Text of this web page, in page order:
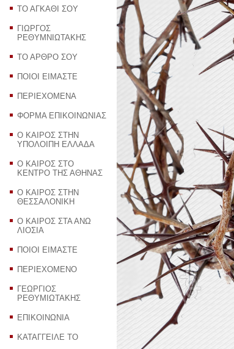
ΤΟ ΑΓΚΑΘΙ ΣΟΥ
ΓΙΩΡΓΟΣ
ΡΕΘΥΜΝΙΩΤΑΚΗΣ
ΤΟ ΑΡΘΡΟ ΣΟΥ
ΠΟΙΟΙ ΕΙΜΑΣΤΕ
ΠΕΡΙΕΧΟΜΕΝΑ
ΦΟΡΜΑ ΕΠΙΚΟΙΝΩΝΙΑΣ
Ο ΚΑΙΡΟΣ ΣΤΗΝ
ΥΠΟΛΟΙΠΗ ΕΛΛΑΔΑ
Ο ΚΑΙΡΟΣ ΣΤΟ
ΚΕΝΤΡΟ ΤΗΣ ΑΘΗΝΑΣ
Ο ΚΑΙΡΟΣ ΣΤΗΝ
ΘΕΣΣΑΛΟΝΙΚΗ
Ο ΚΑΙΡΟΣ ΣΤΑ ΑΝΩ
ΛΙΟΣΙΑ
ΠΟΙΟΙ ΕΙΜΑΣΤΕ
ΠΕΡΙΕΧΟΜΕΝΟ
ΓΕΩΡΓΙΟΣ
ΡΕΘΥΜΙΩΤΑΚΗΣ
ΕΠΙΚΟΙΝΩΝΙΑ
ΚΑΤΑΓΓΕΙΛΕ ΤΟ